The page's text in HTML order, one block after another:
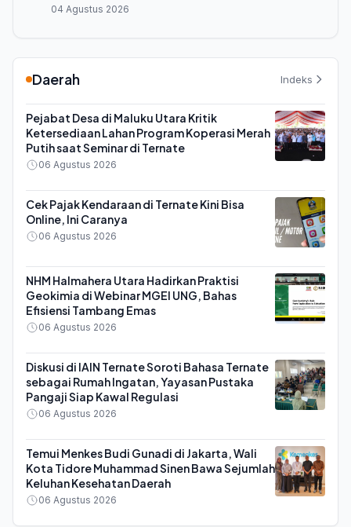
04 Agustus 2026
Daerah Indeks
Pejabat Desa di Maluku Utara Kritik
Ketersediaan Lahan Program Koperasi Merah
Putih saat Seminar di Ternate
06 Agustus 2026
Cek Pajak Kendaraan di Ternate Kini Bisa
Online, Ini Caranya
06 Agustus 2026
NHM Halmahera Utara Hadirkan Praktisi
Geokimia di Webinar MGEI UNG, Bahas
Efisiensi Tambang Emas
06 Agustus 2026
Diskusi di IAIN Ternate Soroti Bahasa Ternate
sebagai Rumah Ingatan, Yayasan Pustaka
Pangaji Siap Kawal Regulasi
06 Agustus 2026
Temui Menkes Budi Gunadi di Jakarta, Wali
Kota Tidore Muhammad Sinen Bawa Sejumlah
Keluhan Kesehatan Daerah
06 Agustus 2026